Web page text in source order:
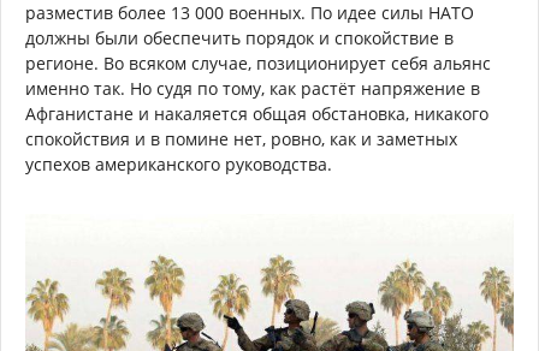
разместив более 13 000 военных. По идее силы НАТО
должны были обеспечить порядок и спокойствие в
регионе. Во всяком случае, позиционирует себя альянс
именно так. Но судя по тому, как растёт напряжение в
Афганистане и накаляется общая обстановка, никакого
спокойствия и в помине нет, ровно, как и заметных
успехов американского руководства.